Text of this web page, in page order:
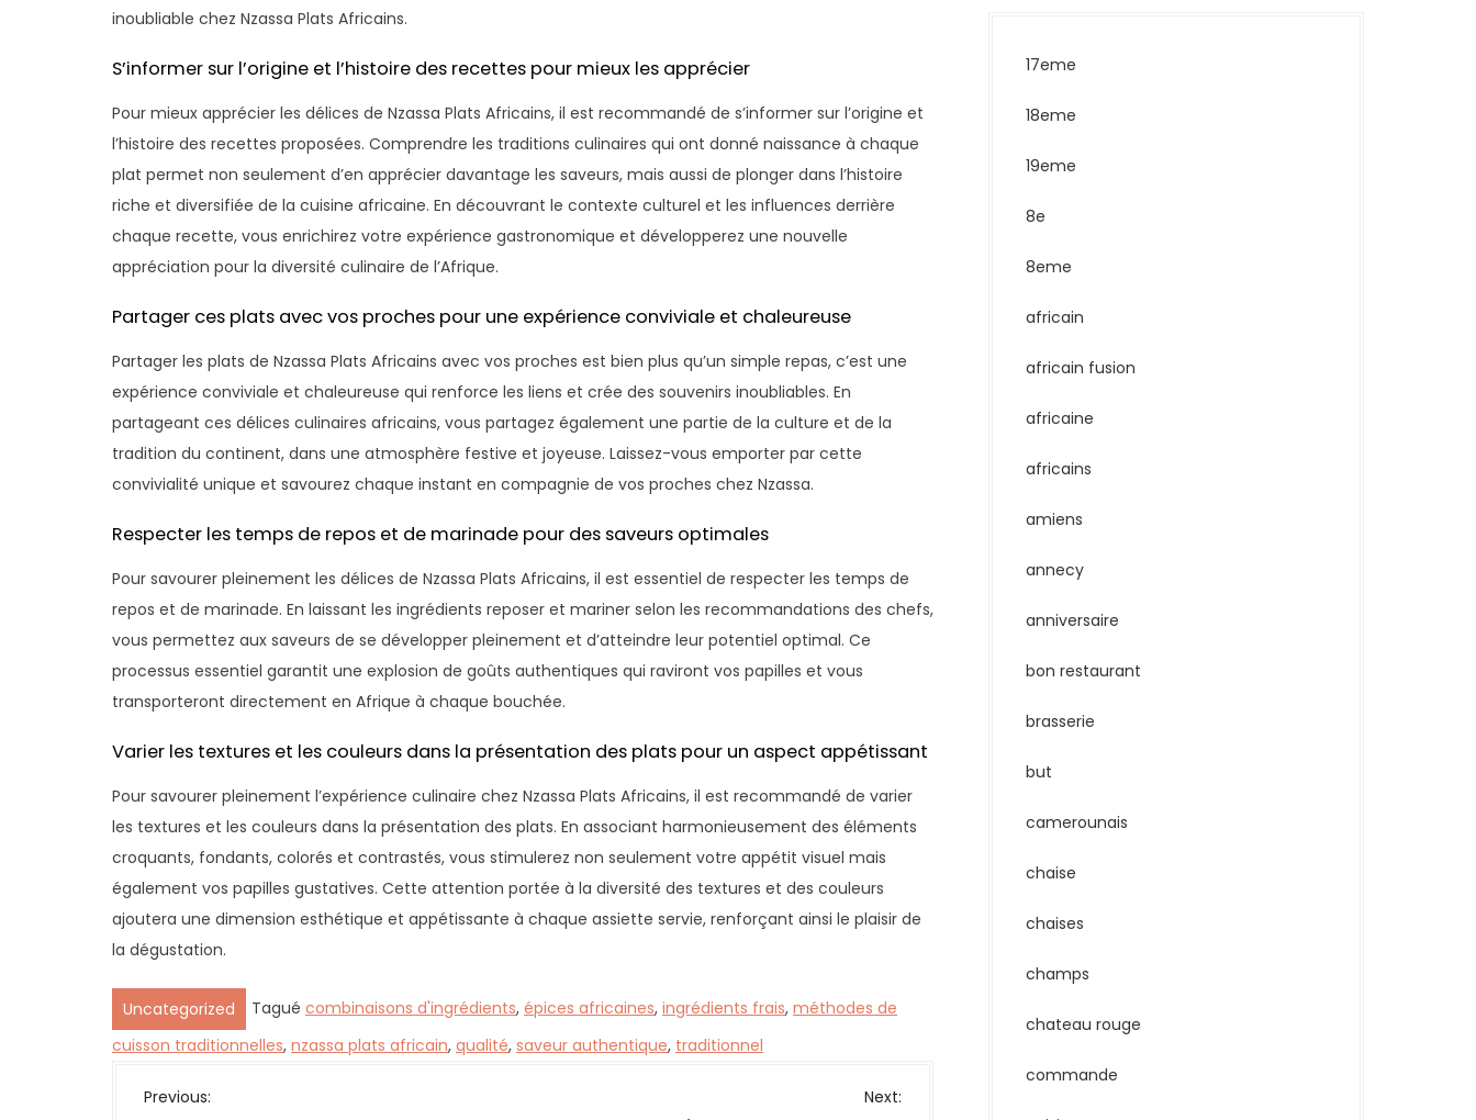
inoubliable chez Nzassa Plats Africains.
S’informer sur l’origine et l’histoire des recettes pour mieux les apprécier
Pour mieux apprécier les délices de Nzassa Plats Africains, il est recommandé de s’informer sur l’origine et
l’histoire des recettes proposées. Comprendre les traditions culinaires qui ont donné naissance à chaque
plat permet non seulement d’en apprécier davantage les saveurs, mais aussi de plonger dans l’histoire
riche et diversifiée de la cuisine africaine. En découvrant le contexte culturel et les influences derrière
chaque recette, vous enrichirez votre expérience gastronomique et développerez une nouvelle
appréciation pour la diversité culinaire de l’Afrique.
Partager ces plats avec vos proches pour une expérience conviviale et chaleureuse
Partager les plats de Nzassa Plats Africains avec vos proches est bien plus qu’un simple repas, c’est une
expérience conviviale et chaleureuse qui renforce les liens et crée des souvenirs inoubliables. En
partageant ces délices culinaires africains, vous partagez également une partie de la culture et de la
tradition du continent, dans une atmosphère festive et joyeuse. Laissez-vous emporter par cette
convivialité unique et savourez chaque instant en compagnie de vos proches chez Nzassa.
Respecter les temps de repos et de marinade pour des saveurs optimales
Pour savourer pleinement les délices de Nzassa Plats Africains, il est essentiel de respecter les temps de
repos et de marinade. En laissant les ingrédients reposer et mariner selon les recommandations des chefs,
vous permettez aux saveurs de se développer pleinement et d’atteindre leur potentiel optimal. Ce
processus essentiel garantit une explosion de goûts authentiques qui raviront vos papilles et vous
transporteront directement en Afrique à chaque bouchée.
Varier les textures et les couleurs dans la présentation des plats pour un aspect appétissant
Pour savourer pleinement l’expérience culinaire chez Nzassa Plats Africains, il est recommandé de varier
les textures et les couleurs dans la présentation des plats. En associant harmonieusement des éléments
croquants, fondants, colorés et contrastés, vous stimulerez non seulement votre appétit visuel mais
également vos papilles gustatives. Cette attention portée à la diversité des textures et des couleurs
ajoutera une dimension esthétique et appétissante à chaque assiette servie, renforçant ainsi le plaisir de
la dégustation.
Uncategorized Tagué combinaisons d'ingrédients, épices africaines, ingrédients frais, méthodes de
cuisson traditionnelles, nzassa plats africain, qualité, saveur authentique, traditionnel
N
Previous:
Next:
17eme
18eme
19eme
8e
8eme
africain
africain fusion
africaine
africains
amiens
annecy
anniversaire
bon restaurant
brasserie
but
camerounais
chaise
chaises
champs
chateau rouge
commande